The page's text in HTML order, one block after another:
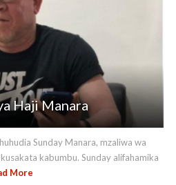
Haji Manara
Sunday Manara, mzaliwa wa
kabumbu. Sunday alifahamika
More